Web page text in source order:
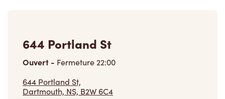
644 Portland St
Ouvert - Fermeture22:00
644 Portland St,
Dartmouth, NS, B2W 6C4